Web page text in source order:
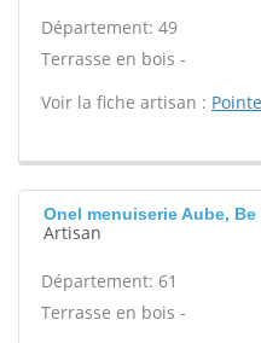
Département: 49
Terrasse en bois -
Voir la fiche artisan :
Onel menuiserie Aube, Be
Artisan
Département: 61
Terrasse en bois -